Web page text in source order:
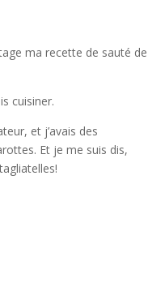
ma recette de sauté de
cuisiner.
et j’avais des
Et je me suis dis,